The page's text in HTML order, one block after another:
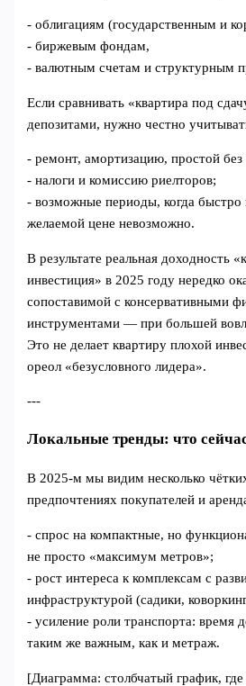
- облигациям (государственным и
- биржевым фондам,
- валютным счетам и структурным
Если сравнивать «квартира под
депозитами, нужно честно
- ремонт, амортизацию, простой без
- налоги и комиссию риелторов;
- возможные периоды, когда быстро
желаемой цене невозможно.
В результате реальная доходность
инвестиция» в 2025 году нередко
сопоставимой с консервативными
инструментами — при большей
Это не делает квартиру плохой
ореол «безусловного лидера».
---
Локальные тренды: что
В 2025‑м мы видим несколько
предпочтениях покупателей и
- спрос на компактные, но
не просто «максимум метров»;
- рост интереса к комплексам с
инфраструктурой (садики,
- усиление роли транспорта: время
таким же важным, как и метраж.
[Диаграмма: столбчатый график,